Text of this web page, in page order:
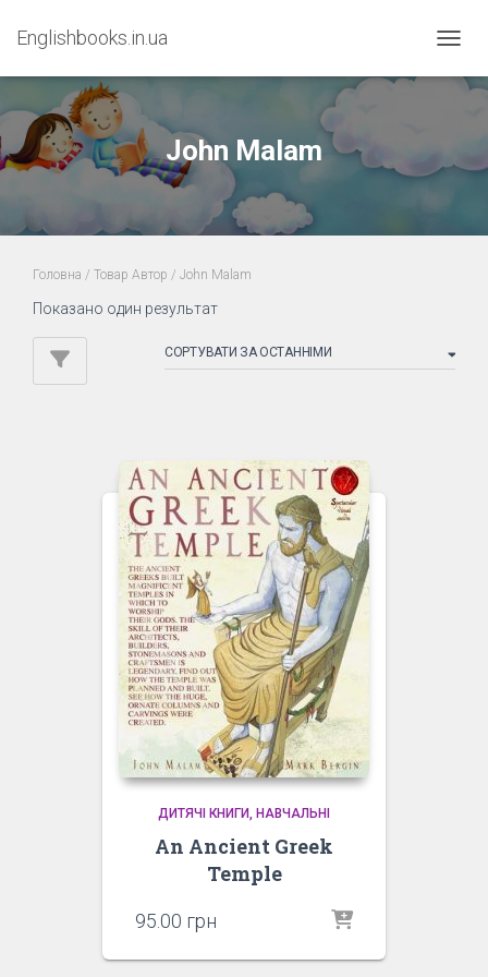
Englishbooks.in.ua
John Malam
Головна / Товар Автор / John Malam
Показано один результат
ДИТЯЧІ КНИГИ НАВЧАЛЬНІ
An Ancient Greek
Temple
95.00 грн